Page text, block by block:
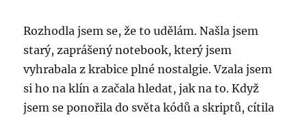
Rozhodla jsem se, že to udělám. Našla jsem
starý, zaprášený notebook, který jsem
vyhrabala z krabice plné nostalgie. Vzala jsem
si ho na klín a začala hledat, jak na to. Když
jsem se ponořila do světa kódů a skriptů, cítila